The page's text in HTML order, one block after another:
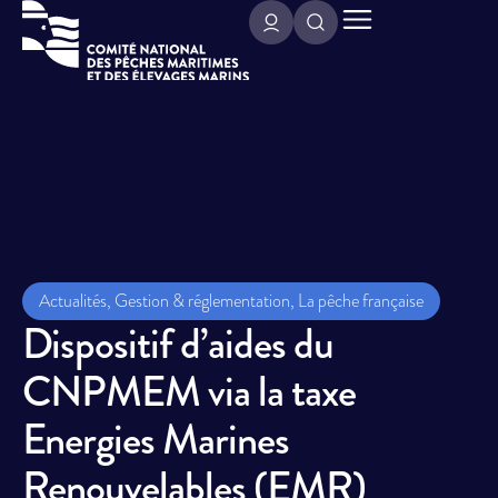
Actualités, Gestion & réglementation, La pêche française
Dispositif d’aides du
CNPMEM via la taxe
Energies Marines